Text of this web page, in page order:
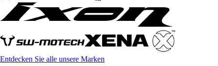
Entdecken Sie alle unsere Marken